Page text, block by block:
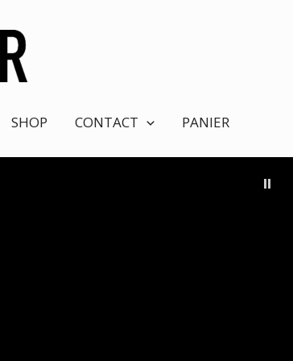
SHOP CONTACT PANIER